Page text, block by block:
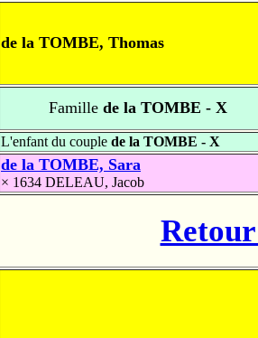
de la TOMBE, Thomas
Famillede la TOMBE - X
L'enfant du couple de la TOMBE - X
de la TOMBE, Sara
× 1634 DELEAU, Jacob